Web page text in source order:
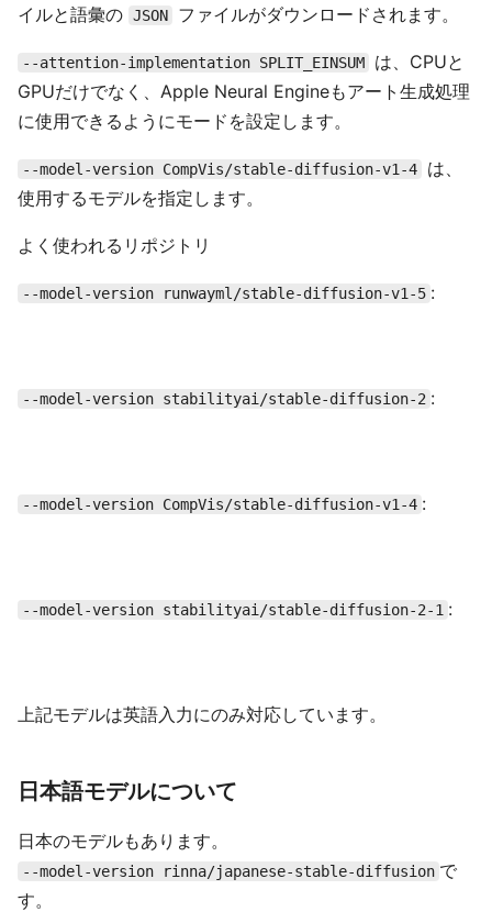
イルと語彙の JSON ファイルがダウンロードされます。
--attention-implementation SPLIT_EINSUM
は、CPUと
GPUだけでなく、Apple Neural Engineもアート生成処理
に使用できるようにモードを設定します。
--model-version CompVis/stable-diffusion-v1-4
は、
使用するモデルを指定します。
よく使われるリポジトリ
--model-version runwayml/stable-diffusion-v1-5 :
--model-version stabilityai/stable-diffusion-2 :
--model-version CompVis/stable-diffusion-v1-4 :
--model-version stabilityai/stable-diffusion-2-1 :
上記モデルは英語入力にのみ対応しています。
日本語モデルについて
日本のモデルもあります。
--model-version rinna/japanese-stable-diffusion で
す。